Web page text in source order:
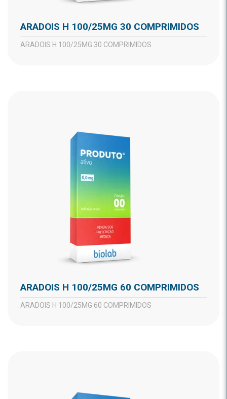
ARADOIS H 100/25MG 30 COMPRIMIDOS
ARADOIS H 100/25MG 30 COMPRIMIDOS
ARADOIS H 100/25MG 60 COMPRIMIDOS
ARADOIS H 100/25MG 60 COMPRIMIDOS